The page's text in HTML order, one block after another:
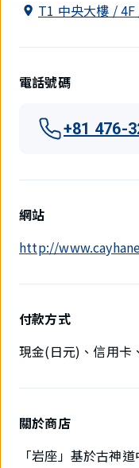
T1 中央大樓 /
電話號碼
+81 476-
網站
http://
付款方式
現金(日元)、信用卡
關於商店
「岩座」基於古神